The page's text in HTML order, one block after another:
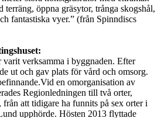
terräng, öppna gräsytor, trånga skogshål,
fantastiska vyer.” (från Spinndiscs
varit verksamma i byggnaden. Efter
ut och gav plats för vård och omsorg.
en omorganisation av
Regionledningen till två orter,
att tidigare ha funnits på sex orter i
upphörde. Hösten 2013 flyttade